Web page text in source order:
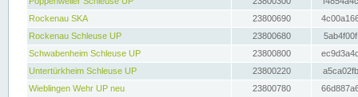
Rockenau SKA
23800690
Rockenau Schleuse UP
23800680
Schwabenheim Schleuse UP
23800800
Untertürkheim Schleuse UP
23800220
Wieblingen Wehr UP neu
23800780